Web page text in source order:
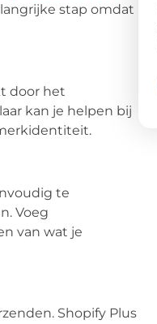
stap omdat
door het
kan je helpen bij
te
Voeg
van wat je
Shopify Plus